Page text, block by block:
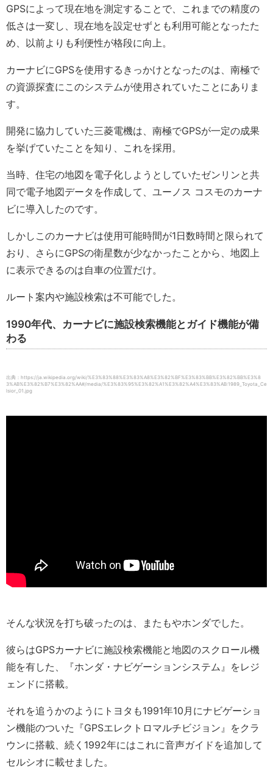
GPSによって現在地を測定することで、これまでの精度の
低さは一変し、現在地を設定せずとも利用可能となったた
め、以前よりも利便性が格段に向上。
カーナビにGPSを使用するきっかけとなったのは、南極で
の資源探査にこのシステムが使用されていたことにありま
す。
開発に協力していた三菱電機は、南極でGPSが一定の成果
を挙げていたことを知り、これを採用。
当時、住宅の地図を電子化しようとしていたゼンリンと共
同で電子地図データを作成して、ユーノス コスモのカーナ
ビに導入したのです。
しかしこのカーナビは使用可能時間が1日数時間と限られて
おり、さらにGPSの衛星数が少なかったことから、地図上
に表示できるのは自車の位置だけ。
ルート案内や施設検索は不可能でした。
1990年代、カーナビに施設検索機能とガイド機能が備
わる
出典：https://ja.wikipedia.org/wiki/%E3%83%88%E3%83%A8%E3%82%BF%E3%83%BB%E3%82%BB%E3%8
3%AB%E3%82%B7%E3%82%AA#/media/%E3%83%95%E3%82%A1%E3%82%A4%E3%83%AB:1989_Toyota_Ce
lsior_01.jpg
そんな状況を打ち破ったのは、またもやホンダでした。
彼らはGPSカーナビに施設検索機能と地図のスクロール機
能を有した、『ホンダ・ナビゲーションシステム』をレジ
ェンドに搭載。
それを追うかのようにトヨタも1991年10月にナビゲーショ
ン機能のついた『GPSエレクトロマルチビジョン』をクラ
ウンに搭載、続く1992年にはこれに音声ガイドを追加して
セルシオに載せました。